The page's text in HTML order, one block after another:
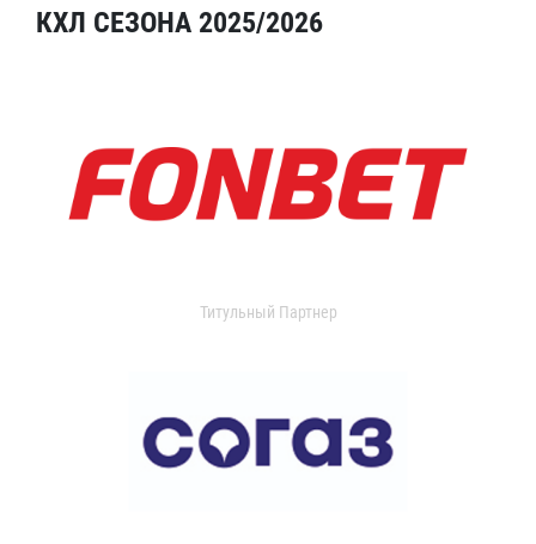
КХЛ СЕЗОНА 2025/2026
Титульный Партнер